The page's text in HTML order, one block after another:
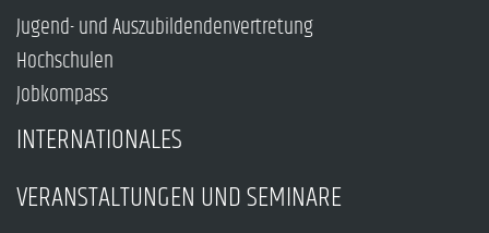
Jugend- und Auszubildendenvertretung
Hochschulen
Jobkompass
INTERNATIONALES
VERANSTALTUNGEN UND SEMINARE